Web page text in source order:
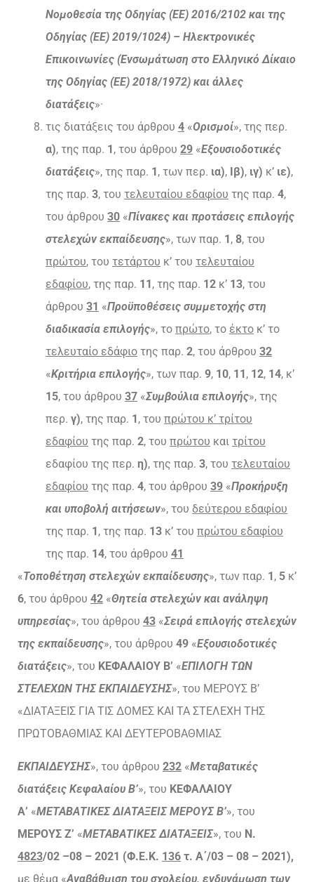
Νομοθεσία της Οδηγίας (ΕΕ) 2016/2102 και της
Οδηγίας (ΕΕ) 2019/1024) – Ηλεκτρονικές
Επικοινωνίες (Ενσωμάτωση στο Ελληνικό Δίκαιο
της Οδηγίας (ΕΕ) 2018/1972) και άλλες
διατάξεις»·
τις διατάξεις του άρθρου 4 «Ορισμοί», της περ.
α), της παρ. 1, του άρθρου 29 «Εξουσιοδοτικές
διατάξεις», της παρ. 1, των περ. ια), Ιβ), ιγ) κ’ ιε),
της παρ. 3, του τελευταίου εδαφίου της παρ. 4,
του άρθρου 30 «Πίνακες και προτάσεις επιλογής
στελεχών εκπαίδευσης», των παρ. 1, 8, του
πρώτου, του τετάρτου κ’ του τελευταίου
εδαφίου, της παρ. 11, της παρ. 12 κ’ 13, του
άρθρου 31 «Προϋποθέσεις συμμετοχής στη
διαδικασία επιλογής», το πρώτο, το έκτο κ’ το
τελευταίο εδάφιο της παρ. 2, του άρθρου 32
«Κριτήρια επιλογής», των παρ. 9, 10, 11, 12, 14, κ’
15, του άρθρου 37 «Συμβούλια επιλογής», της
περ. γ), της παρ. 1, του πρώτου κ’ τρίτου
εδαφίου της παρ. 2, του πρώτου και τρίτου
εδαφίου της περ. η), της παρ. 3, του τελευταίου
εδαφίου της παρ. 4, του άρθρου 39 «Προκήρυξη
και υποβολή αιτήσεων», του δεύτερου εδαφίου
της παρ. 1, της παρ. 13 κ’ του πρώτου εδαφίου
της παρ. 14, του άρθρου 41
«Τοποθέτηση στελεχών εκπαίδευσης», των παρ. 1, 5 κ’
6, του άρθρου 42 «Θητεία στελεχών και ανάληψη
υπηρεσίας», του άρθρου 43 «Σειρά επιλογής στελεχών
της εκπαίδευσης», του άρθρου 49 «Εξουσιοδοτικές
διατάξεις», του ΚΕΦΑΛΑΙΟΥ Β’ «ΕΠΙΛΟΓΗ ΤΩΝ
ΣΤΕΛΕΧΩΝ ΤΗΣ ΕΚΠΑΙΔΕΥΣΗΣ», του ΜΕΡΟΥΣ Β’
«ΔΙΑΤΑΞΕΙΣ ΓΙΑ ΤΙΣ ΔΟΜΕΣ ΚΑΙ ΤΑ ΣΤΕΛΕΧΗ ΤΗΣ
ΠΡΩΤΟΒΑΘΜΙΑΣ ΚΑΙ ΔΕΥΤΕΡΟΒΑΘΜΙΑΣ
ΕΚΠΑΙΔΕΥΣΗΣ», του άρθρου 232 «Μεταβατικές
διατάξεις Κεφαλαίου Β’», του ΚΕΦΑΛΑΙΟΥ
Α’ «ΜΕΤΑΒΑΤΙΚΕΣ ΔΙΑΤΑΞΕΙΣ ΜΕΡΟΥΣ Β’», του
ΜΕΡΟΥΣ Ζ’ «ΜΕΤΑΒΑΤΙΚΕΣ ΔΙΑΤΑΞΕΙΣ», του Ν.
4823/02 –08 – 2021 (Φ.Ε.Κ. 136 τ. Α΄/03 – 08 – 2021),
με θέμα «Αναβάθμιση του σχολείου, ενδυνάμωση των